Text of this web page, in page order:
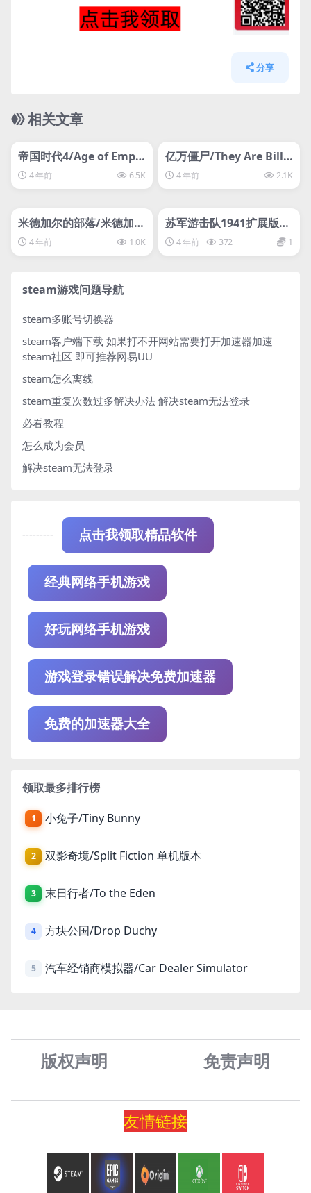
分享
相关文章
svip专属
帝国时代4/Age of Empir
es IV
4 年前 6.5K
svip专属
亿万僵尸/They Are Billi
onsThey Are Billions/
他们是数十亿
4 年前 2.1K
svip专属
米德加尔的部落/米德加德
部落/Tribes of Midgard
4 年前 1.0K
svip专属
苏军游击队1941扩展版/P
artisans 1941 Extended
Edition
4 年前 372 1
steam游戏问题导航
steam多账号切换器
steam客户端下载 如果打不开网站需要打开加速器加速
steam社区 即可推荐网易UU
steam怎么离线
steam重复次数过多解决办法 解决steam无法登录
必看教程
怎么成为会员
解决steam无法登录
--------- 点击我领取精品软件
经典网络手机游戏
好玩网络手机游戏
游戏登录错误解决免费加速器
免费的加速器大全
领取最多排行榜
1 小兔子/Tiny Bunny
2 双影奇境/Split Fiction 单机版本
3 末日行者/To the Eden
4 方块公国/Drop Duchy
5 汽车经销商模拟器/Car Dealer Simulator
版权声明 免责声明
友情链接